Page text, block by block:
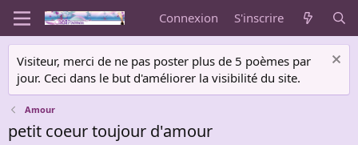
Connexion S'inscrire
Visiteur, merci de ne pas poster plus de 5 poèmes par
jour. Ceci dans le but d'améliorer la visibilité du site.
Amour
petit coeur toujour d'amour